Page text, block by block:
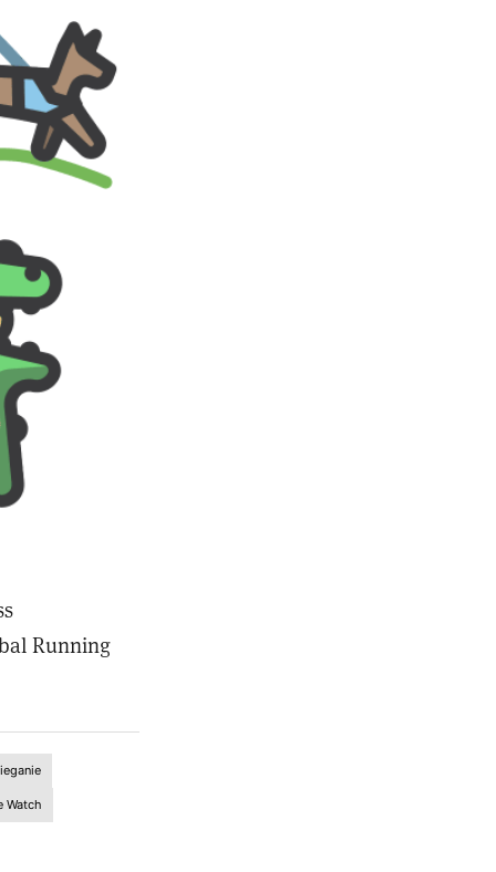
Running
Watch